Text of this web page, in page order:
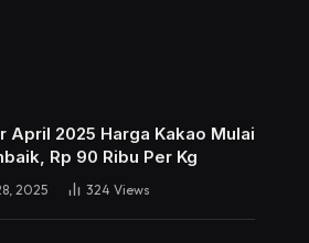
April 2025 Harga Kakao Mulai
Rp 90 Ribu Per Kg
2025 324 Views